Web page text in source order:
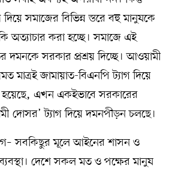
সমাজের বিভিন্ন স্তরে বহু মানুষকে
অত্যাচার করা হচ্ছে। সমাজে এই
দমনকে সরকার প্রশ্রয় দিচ্ছে। আওয়ামী
মাত্রই জামায়াত-বিএনপি ট্যাগ দিয়ে
হয়েছে, এখন একইভাবে সরকারের
দোসর’ ট্যাগ দিয়ে দমনপীড়ন চলছে।
সবকিছুর মূলে আইনের শাসন ও
দেশে সকল মত ও পক্ষের মানুষ